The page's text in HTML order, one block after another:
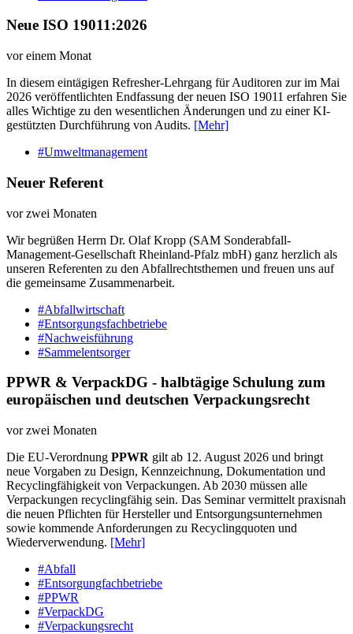
Neue ISO 19011:2026
vor einem Monat
In diesem eintägigen Refresher-Lehrgang für Auditoren zur im Mai
2026 veröffentlichten Endfassung der neuen ISO 19011 erfahren Sie
alles Wichtige zu den wesentlichen Änderungen und zu einer KI-
gestützten Durchführung von Audits. [Mehr]
#Umweltmanagement
Neuer Referent
vor zwei Monaten
Wir begrüßen Herrn Dr. Olaf Kropp (SAM Sonderabfall-
Management-Gesellschaft Rheinland-Pfalz mbH) ganz herzlich als
unseren Referenten zu den Abfallrechtsthemen und freuen uns auf
die gemeinsame Zusammenarbeit.
#Abfallwirtschaft
#Entsorgungsfachbetriebe
#Nachweisführung
#Sammelentsorger
PPWR & VerpackDG - halbtägige Schulung zum
europäischen und deutschen Verpackungsrecht
vor zwei Monaten
Die EU-Verordnung PPWR gilt ab 12. August 2026 und bringt
neue Vorgaben zu Design, Kennzeichnung, Dokumentation und
Recyclingfähigkeit von Verpackungen. Ab 2030 müssen alle
Verpackungen recyclingfähig sein. Das Seminar vermittelt praxisnah
die neuen Pflichten für Hersteller und Entsorgungsunternehmen
sowie kommende Anforderungen zu Recyclingquoten und
Wiederverwendung. [Mehr]
#Abfall
#Entsorgungfachbetriebe
#PPWR
#VerpackDG
#Verpackungsrecht